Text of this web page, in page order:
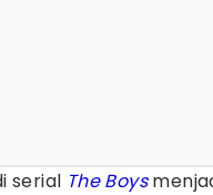
serial The Boys